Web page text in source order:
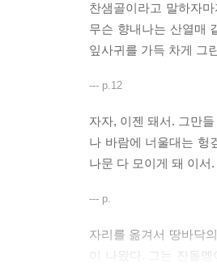
기독 청년이었던 형이
마을에서 뒹굴어온 넘
죽은 자들의 해원이 이
『손님』은 굿판에서
작가는 과거로 떠나는
작업을 날줄로 삼아
결과적으로 황석영만
“과거의 리얼리즘 형
등장 인물 각자의 시
찬샘골이라고 말하자
무슨 향내나는 산열매
잎사귀를 가득 차게 그
--- p.12
자자, 이젠 돼서. 그만
나 바람에 너울대는 헝
나문 다 모이게 돼 이
--- p.
자리를 옮겨서 땅바닥
이 나왔다. 그는 잔돌